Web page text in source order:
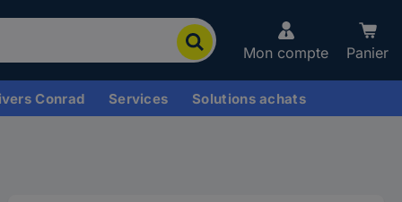
Mon compte Panier
Conrad Services Solutions achats